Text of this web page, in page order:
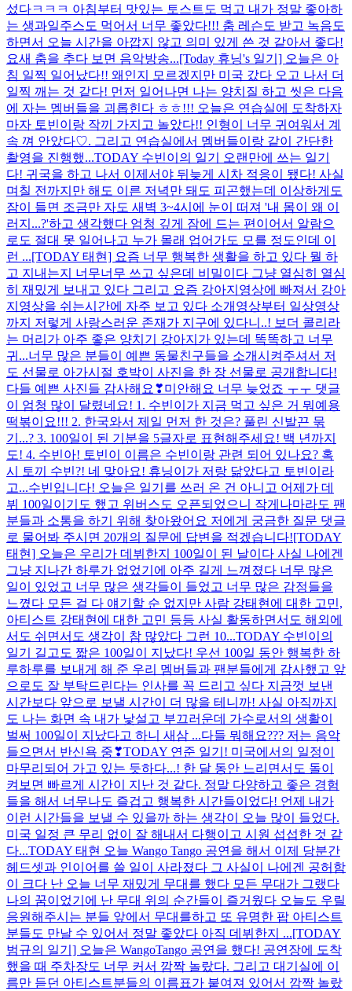
섰다ㅋㅋㅋ 아침부터 맛있는 토스트도 먹고 내가 정말 좋아하
는 생과일주스도 먹어서 너무 좋았다!!! 춤 레슨도 받고 녹음도
하면서 오늘 시간을 아깝지 않고 의미 있게 쓴 것 같아서 좋다!
요새 춤을 추다 보면 음악방송...[Today 휴닝's 일기] 오늘은 아
침 일찍 일어났다!! 왜인지 모르겠지만 미국 갔다 오고 나서 더
일찍 깨는 것 같다! 먼저 일어나면 나는 양치질 하고 씻은 다음
에 자는 멤버들을 괴롭힌다 ㅎㅎ!!! 오늘은 연습실에 도착하자
마자 토빈이랑 작끼 가지고 놀았다!! 인형이 너무 귀여워서 계
속 껴 안았다♡. 그리고 연습실에서 멤버들이랑 같이 간단한
촬영을 진행했...TODAY 수빈이의 일기 오랜만에 쓰는 일기
다! 귀국을 하고 나서 이제서야 뒤늦게 시차 적응이 됐다! 사실
며칠 전까지만 해도 이른 저녁만 돼도 피곤했는데 이상하게도
잠이 들면 조금만 자도 새벽 3~4시에 눈이 떠져 '내 몸이 왜 이
러지...?'하고 생각했다 엄청 깊게 잠에 드는 편이어서 알람으
로도 절대 못 일어나고 누가 몰래 업어가도 모를 정도인데 이
런 ...[TODAY 태현] 요즘 너무 행복한 생활을 하고 있다 뭘 하
고 지내는지 너무너무 쓰고 싶은데 비밀이다 그냥 열심히 열심
히 재밌게 보내고 있다 그리고 요즘 강아지영상에 빠져서 강아
지영상을 쉬는시간에 자주 보고 있다 소개영상부터 일상영상
까지 저렇게 사랑스러운 존재가 지구에 있다니..! 보더 콜리라
는 머리가 아주 좋은 양치기 강아지가 있는데 똑똑하고 너무
귀...너무 많은 분들이 예쁜 동물친구들을 소개시켜주셔서 저
도 선물로 아가시절 호박이 사진을 한 장 선물로 공개합니다!
다들 예쁜 사진들 감사해요❣미안해요 너무 늦었죠 ㅜㅜ 댓글
이 엄청 많이 달렸네요! 1. 수빈이가 지금 먹고 싶은 거 뭐예용
떡볶이요!!! 2. 한국와서 제일 먼저 한 것은? 풀린 신발끈 묶
기...? 3. 100일이 된 기분을 5글자로 표현해주세요! 백 년까지
도! 4. 수빈아! 토빈이 이름은 수빈이랑 관련 되어 있나요? 혹
시 토끼 수빈?! 네 맞아요! 휴닝이가 저랑 닮았다고 토빈이라
고...수빈입니다! 오늘은 일기를 쓰러 온 건 아니고 어제가 데
뷔 100일이기도 했고 위버스도 오픈되었으니 작게나마라도 팬
분들과 소통을 하기 위해 찾아왔어요 저에게 궁금한 질문 댓글
로 물어봐 주시면 20개의 질문에 답변을 적겠습니다![TODAY
태현] 오늘은 우리가 데뷔한지 100일이 된 날이다 사실 나에겐
그냥 지나간 하루가 없었기에 아주 길게 느껴졌다 너무 많은
일이 있었고 너무 많은 생각들이 들었고 너무 많은 감정들을
느꼈다 모든 걸 다 얘기할 순 없지만 사람 강태현에 대한 고민,
아티스트 강태현에 대한 고민 등등 사실 활동하면서도 해외에
서도 쉬면서도 생각이 참 많았다 그런 10...TODAY 수빈이의
일기 길고도 짧은 100일이 지났다! 우선 100일 동안 행복한 하
루하루를 보내게 해 준 우리 멤버들과 팬분들에게 감사했고 앞
으로도 잘 부탁드린다는 인사를 꼭 드리고 싶다 지금껏 보낸
시간보다 앞으로 보낼 시간이 더 많을 테니까! 사실 아직까지
도 나는 화면 속 내가 낯설고 부끄러운데 가수로서의 생활이
벌써 100일이 지났다고 하니 새삼 ...다들 뭐해요??? 저는 음악
들으면서 반신욕 중❣TODAY 연준 일기! 미국에서의 일정이
마무리되어 가고 있는 듯하다...! 한 달 동안 느리면서도 돌이
켜보면 빠르게 시간이 지난 것 같다. 정말 다양하고 좋은 경험
들을 해서 너무나도 즐겁고 행복한 시간들이었다! 언제 내가
이런 시간들을 보낼 수 있을까 하는 생각이 오늘 많이 들었다.
미국 일정 큰 무리 없이 잘 해내서 다행이고 시원 섭섭한 것 같
다...TODAY 태현 오늘 Wango Tango 공연을 해서 이제 당분간
헤드셋과 인이어를 쓸 일이 사라졌다 그 사실이 나에겐 공허함
이 크다 난 오늘 너무 재밌게 무대를 했다 모든 무대가 그랬다
나의 꿈이었기에 난 무대 위의 순간들이 즐거웠다 오늘도 우릴
응원해주시는 분들 앞에서 무대를하고 또 유명한 팝 아티스트
분들도 만날 수 있어서 정말 좋았다 아직 데뷔한지 ...[TODAY
범규의 일기] 오늘은 WangoTango 공연을 했다! 공연장에 도착
했을 때 주차장도 너무 커서 깜짝 놀랐다. 그리고 대기실에 이
름만 듣던 아티스트분들의 이름표가 붙여져 있어서 깜짝 놀랐